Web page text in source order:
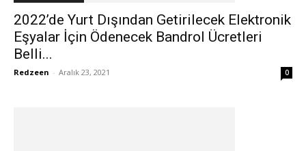
2022’de Yurt Dışından Getirilecek Elektronik
Eşyalar İçin Ödenecek Bandrol Ücretleri
Belli...
Redzeen - Aralık 23, 2021 0